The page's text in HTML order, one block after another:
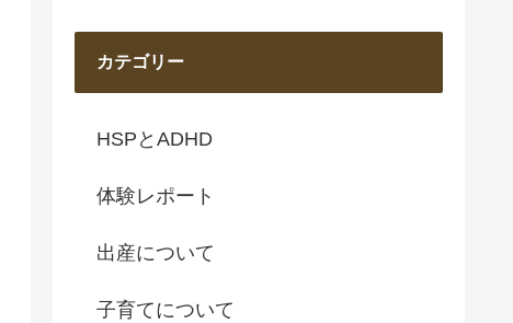
カテゴリー
HSPとADHD
体験レポート
出産について
子育てについて